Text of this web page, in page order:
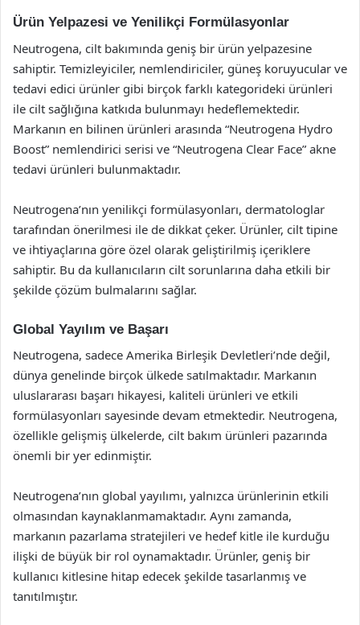
Ürün Yelpazesi ve Yenilikçi Formülasyonlar
Neutrogena, cilt bakımında geniş bir ürün yelpazesine
sahiptir. Temizleyiciler, nemlendiriciler, güneş koruyucular ve
tedavi edici ürünler gibi birçok farklı kategorideki ürünleri
ile cilt sağlığına katkıda bulunmayı hedeflemektedir.
Markanın en bilinen ürünleri arasında “Neutrogena Hydro
Boost” nemlendirici serisi ve “Neutrogena Clear Face” akne
tedavi ürünleri bulunmaktadır.
Neutrogena’nın yenilikçi formülasyonları, dermatologlar
tarafından önerilmesi ile de dikkat çeker. Ürünler, cilt tipine
ve ihtiyaçlarına göre özel olarak geliştirilmiş içeriklere
sahiptir. Bu da kullanıcıların cilt sorunlarına daha etkili bir
şekilde çözüm bulmalarını sağlar.
Global Yayılım ve Başarı
Neutrogena, sadece Amerika Birleşik Devletleri’nde değil,
dünya genelinde birçok ülkede satılmaktadır. Markanın
uluslararası başarı hikayesi, kaliteli ürünleri ve etkili
formülasyonları sayesinde devam etmektedir. Neutrogena,
özellikle gelişmiş ülkelerde, cilt bakım ürünleri pazarında
önemli bir yer edinmiştir.
Neutrogena’nın global yayılımı, yalnızca ürünlerinin etkili
olmasından kaynaklanmamaktadır. Aynı zamanda,
markanın pazarlama stratejileri ve hedef kitle ile kurduğu
ilişki de büyük bir rol oynamaktadır. Ürünler, geniş bir
kullanıcı kitlesine hitap edecek şekilde tasarlanmış ve
tanıtılmıştır.